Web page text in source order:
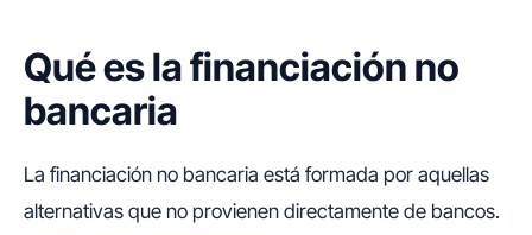
Qué es la financiación no
bancaria
La financiación no bancaria está formada por aquellas
alternativas que no provienen directamente de bancos.